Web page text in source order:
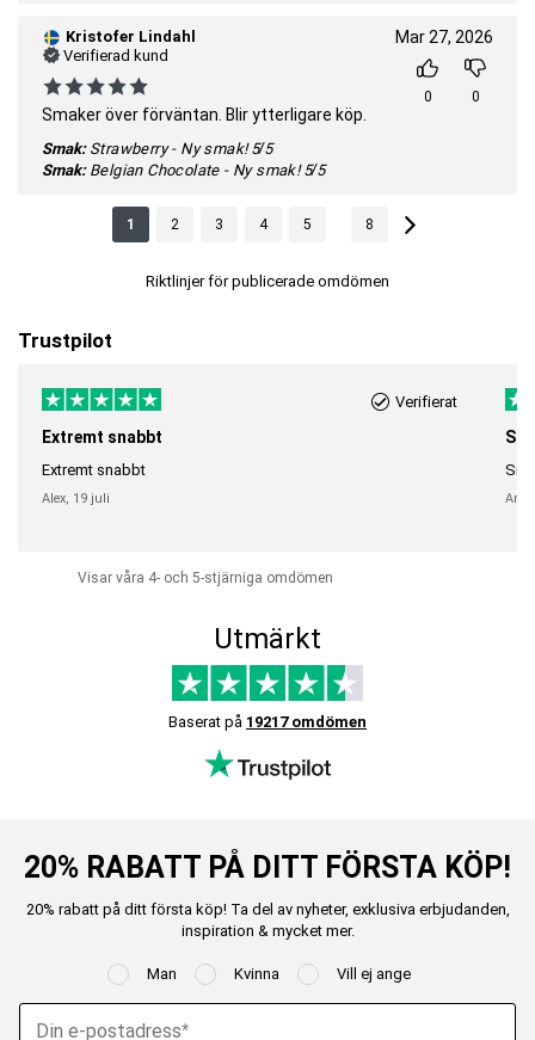
Kristofer Lindahl
Verifierad kund
Smaker över förväntan. Blir ytterligare köp.
Smak: Strawberry - Ny smak! 5/5
Smak: Belgian Chocolate - Ny smak! 5/5
Mar 27, 2026
0 0
1 2 3 4 5 8
Riktlinjer för publicerade omdömen
Trustpilot
Verifierat
Extremt snabbt
Extremt snabbt
Alex, 19 juli
Visar våra 4- och 5-stjärniga omdömen
Utmärkt
Baserat på 19217 omdömen
20% RABATT PÅ DITT FÖRSTA KÖP!
20% rabatt på ditt första köp! Ta del av nyheter, exklusiva erbjudanden,
inspiration & mycket mer.
Man Kvinna Vill ej ange